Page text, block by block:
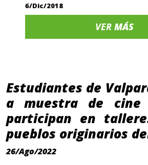
6/Dic/2018
VERMÁS
Estudiantes de
a muestra de cine
participan en
pueblos originarios
26/Ago/2022